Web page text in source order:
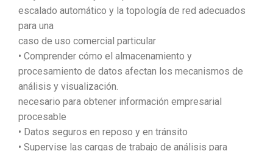
escalado automático y la topología de red adecuados
para una
caso de uso comercial particular
• Comprender cómo el almacenamiento y
procesamiento de datos afectan los mecanismos de
análisis y visualización.
necesario para obtener información empresarial
procesable
• Datos seguros en reposo y en tránsito
• Supervise las cargas de trabajo de análisis para